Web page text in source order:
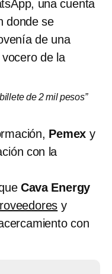
una cuenta
donde se
de una
de la
de 2 mil pesos”
Pemex y
con la
Cava Energy
y
con